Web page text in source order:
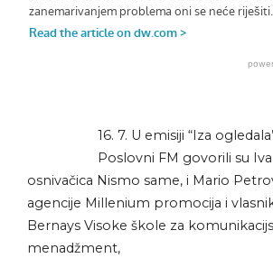
16. 7. U emisiji “Iza
Poslovni FM govorili su
osnivačica Nismo same, i Mario
agencije Millenium promocija i
Bernays Visoke škole za
menadžment,